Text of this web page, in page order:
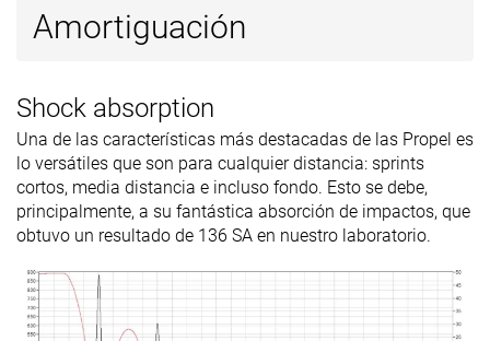
Popularidad #500 17% inferior
Amortiguación
Shock absorption
Una de las características más destacadas de las Propel es
lo versátiles que son para cualquier distancia: sprints
cortos, media distancia e incluso fondo. Esto se debe,
principalmente, a su fantástica absorción de impactos, que
obtuvo un resultado de 136 SA en nuestro laboratorio.